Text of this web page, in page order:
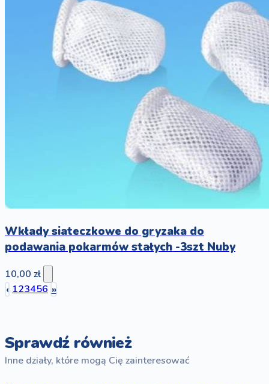
Wkłady siateczkowe do gryzaka do
podawania pokarmów stałych -3szt Nuby
10,00 zł
‹ 123456 »
Sprawdź również
Inne działy, które mogą Cię zainteresować